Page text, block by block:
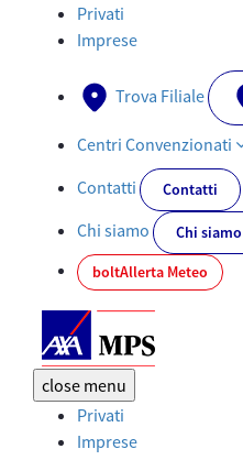
Polizza vita per due:
Privati
Imprese
Trova Filiale
Centri Convenzionati
Contatti Contatti
Chi siamo
Chi siamo
boltAllerta Meteo
close menu
Privati
Imprese